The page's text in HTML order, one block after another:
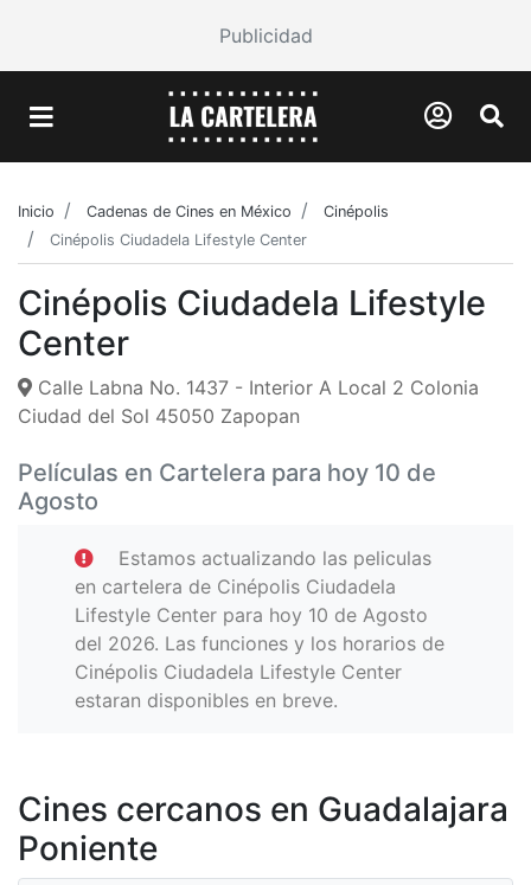
Publicidad
Inicio Cadenas de Cines en México
Cinépolis
Cinépolis Ciudadela Lifestyle Center
Cinépolis Ciudadela Lifestyle
Center
Calle Labna No. 1437 - Interior A Local 2 Colonia
Ciudad del Sol 45050 Zapopan
Películas en Cartelera para hoy 10 de
Agosto
Estamos actualizando las peliculas
en cartelera de Cinépolis Ciudadela
Lifestyle Center para hoy 10 de Agosto
del 2026. Las funciones y los horarios de
Cinépolis Ciudadela Lifestyle Center
estaran disponibles en breve.
Cines cercanos en Guadalajara
Poniente